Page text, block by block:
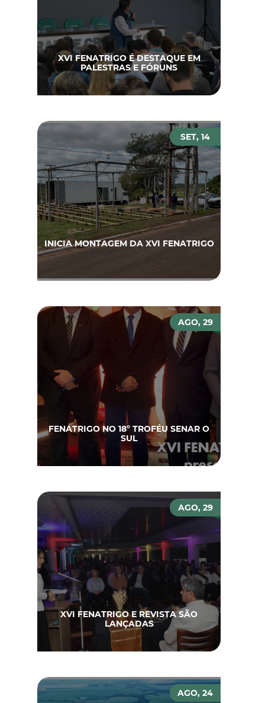
XVI FENATRIGO É DESTAQUE EM
PALESTRAS E FÓRUNS
SET, 14
INICIA MONTAGEM DA XVI FENATRIGO
AGO, 29
FENATRIGO NO 18º TROFÉU SENAR O
SUL
AGO, 29
XVI FENATRIGO E REVISTA SÃO
LANÇADAS
AGO, 24